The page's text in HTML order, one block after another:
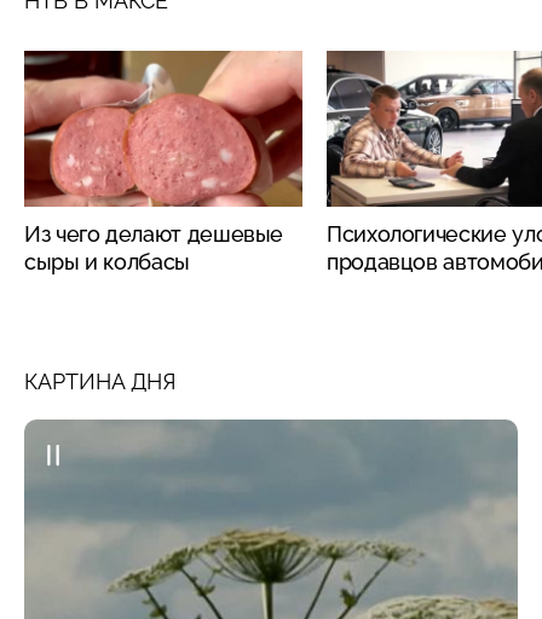
Из чего делают дешевые
сыры и колбасы
Психологические
продавцов
КАРТИНА ДНЯ